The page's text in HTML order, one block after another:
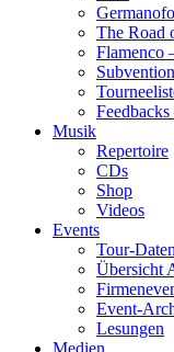
The Road
Flamenco
Subvention
Feedbacks
Musik
Repertoire
CDs
Shop
Videos
Events
Tour-Daten
Übersicht
Event-
Lesungen
Medien